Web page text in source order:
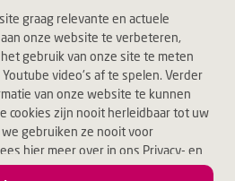
graag relevante en actuele
onze website te verbeteren,
gebruik van onze site te meten
video's af te spelen. Verder
van onze website te kunnen
cookies zijn nooit herleidbaar tot uw
gebruiken ze nooit voor
hier meer over in ons Privacy- en
te klikken, accepteert u alle